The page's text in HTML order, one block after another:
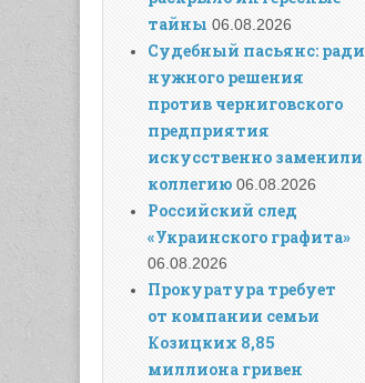
тайны 06.08.2026
Судебный пасьянс: ради
нужного решения
против черниговского
предприятия
искусственно заменили
коллегию 06.08.2026
Российский след
«Украинского графита»
06.08.2026
Прокуратура требует
от компании семьи
Козицких 8,85
миллиона гривен